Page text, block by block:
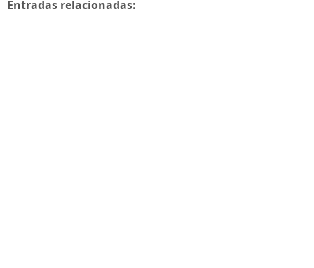
Entradas relacionadas: